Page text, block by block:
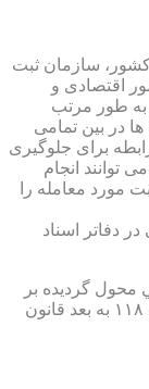
سازمان ثبت
اقتصادی و
به طور مرتب
در بین تمامی
برای جلوگیری
توانند انجام
مورد معامله را
دفاتر اسناد
گرديده بر
اساس ماده ۵۰ قانون دفاتر اسناد رسمي و مواد ۱۱۸ به بعد قانون